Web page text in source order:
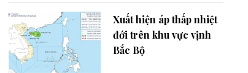
Xuất hiện áp thấp nhiệt
đới trên khu vực vịnh
Bắc Bộ